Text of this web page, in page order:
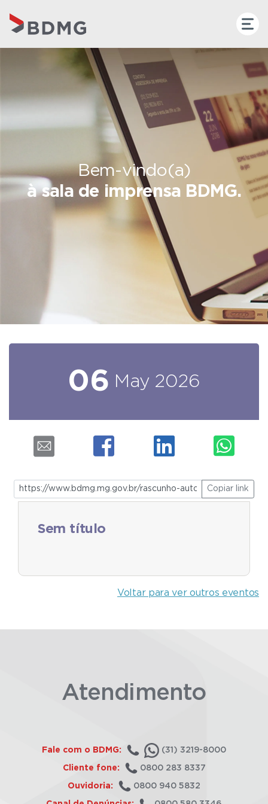
Bem-vindo(a)
à sala de imprensa BDMG.
06 May 2026
Copiar link
Sem título
Voltar para ver outros eventos
Atendimento
Fale com o BDMG: (31) 3219-8000
Cliente fone: 0800 283 8337
Ouvidoria: 0800 940 5832